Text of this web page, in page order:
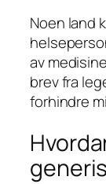
Noen land
av
brev fra
forhindre